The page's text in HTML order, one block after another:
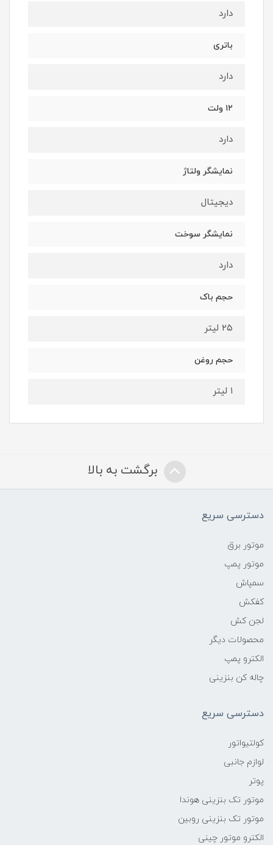
دارد
باتری
دارد
۱۲ ولت
دارد
نمایشگر ولتاژ
دیجیتال
نمایشگر سوخت
دارد
حجم باک
۲۵ لیتر
حجم روغن
۱ لیتر
برگشت به بالا
دسترسی سریع
موتور برق
موتور پمپ
سمپاش
کفکش
لجن کش
محصولات دیگر
الکترو پمپ
چاله کن بنزینی
دسترسی سریع
کولتیواتور
لوازم جانبی
پوتر
موتور تک بنزینی هوندا
موتور تک بنزینی روبین
الکترو موتور چینی